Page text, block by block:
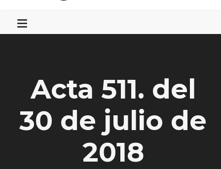
Acta 511. del
30 de julio de
2018